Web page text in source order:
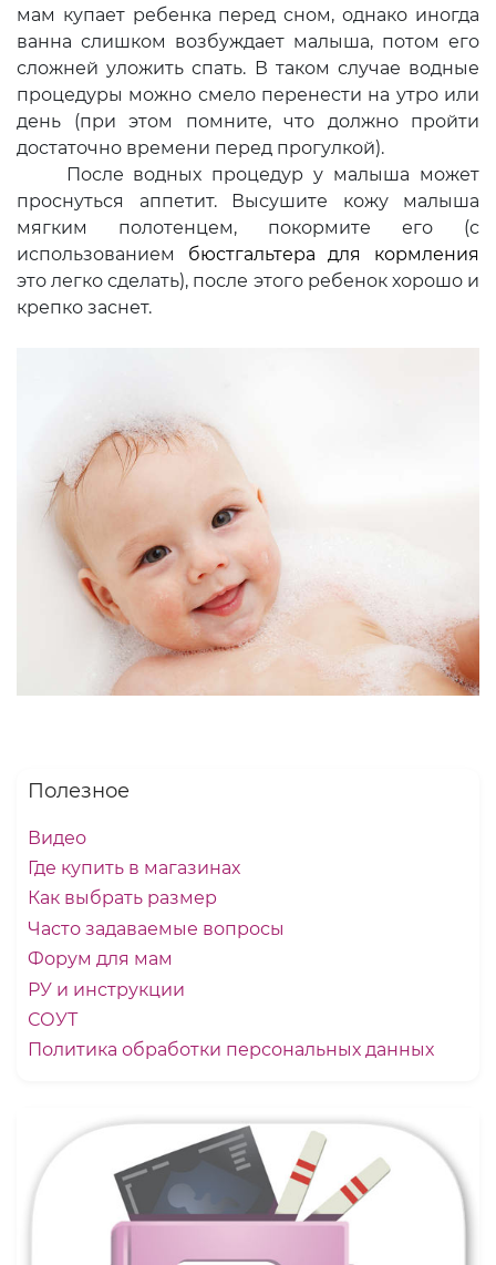
мам купает ребенка перед сном, однако иногда
ванна слишком возбуждает малыша, потом его
сложней уложить спать. В таком случае водные
процедуры можно смело перенести на утро или
день (при этом помните, что должно пройти
достаточно времени перед прогулкой).
После водных процедур у малыша может
проснуться аппетит. Высушите кожу малыша
мягким полотенцем, покормите его (с
использованием бюстгальтера для кормления
это легко сделать), после этого ребенок хорошо и
крепко заснет.
Полезное
Видео
Где купить в магазинах
Как выбрать размер
Часто задаваемые вопросы
Форум для мам
РУ и инструкции
СОУТ
Политика обработки персональных данных